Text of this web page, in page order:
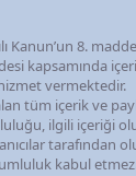
Kanun’un 8.
kapsamında
vermektedir.
tüm içerik ve
ilgili içeriği
tarafından
kabul